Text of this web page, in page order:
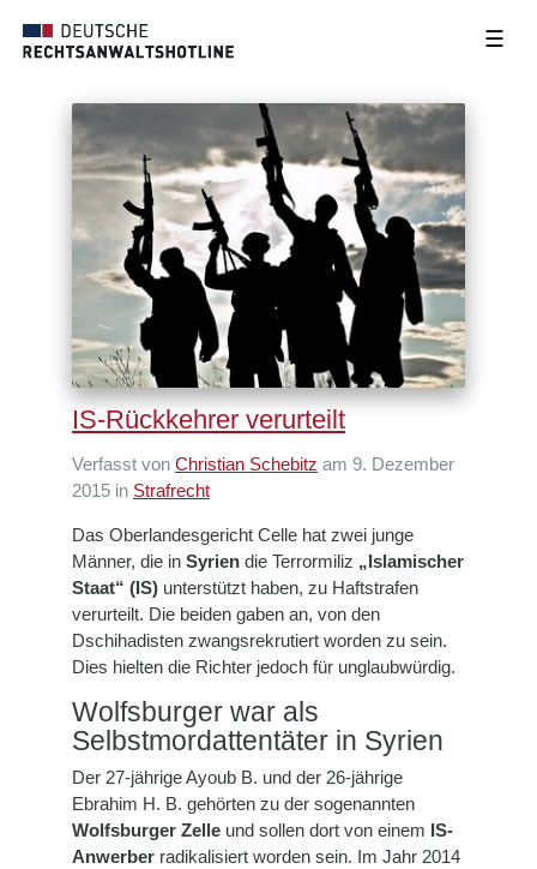
☰
IS-Rückkehrer verurteilt
Verfasst von Christian Schebitz am 9. Dezember
2015 in Strafrecht
Das Oberlandesgericht Celle hat zwei junge
Männer, die in Syrien die Terrormiliz „Islamischer
Staat“ (IS) unterstützt haben, zu Haftstrafen
verurteilt. Die beiden gaben an, von den
Dschihadisten zwangsrekrutiert worden zu sein.
Dies hielten die Richter jedoch für unglaubwürdig.
Wolfsburger war als
Selbstmordattentäter in Syrien
Der 27-jährige Ayoub B. und der 26-jährige
Ebrahim H. B. gehörten zu der sogenannten
Wolfsburger Zelle und sollen dort von einem IS-
Anwerber radikalisiert worden sein. Im Jahr 2014